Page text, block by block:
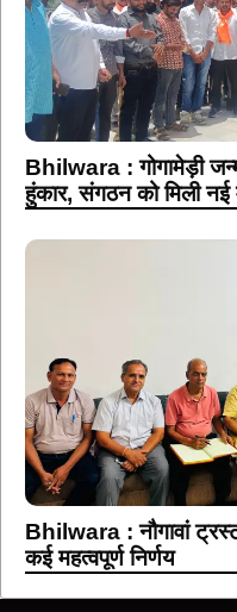
Bhilwara : गोगामेड़ी
हुंकार, संगठन को मिली नई
Bhilwara : नौगावां
कई महत्वपूर्ण निर्णय